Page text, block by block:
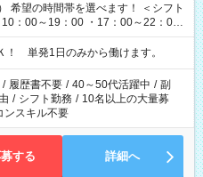
：00～19：00 ・17：00～22：00
00～翌6：00 など
！ 単発1日のみから働けます。
/ 履歴書不要 / 40～50代活躍中 / 副
/ シフト勤務 / 10名以上の大量募
ンスキル不要
する 詳細へ